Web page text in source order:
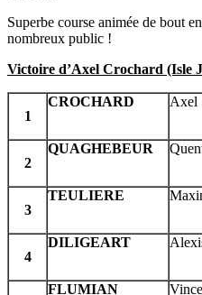
Superbe course animée de bout
nombreux public !
Victoire d’Axel Crochard (Isle
1
CROCHARD
Axel
2
QUAGHEBEUR
3
TEULIERE
4
DILIGEART
FLUMIAN